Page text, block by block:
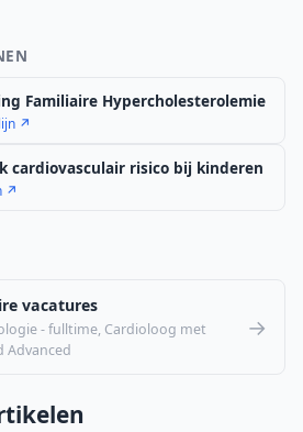
Familiaire Hypercholesterolemie
↗
cardiovasculair risico bij kinderen
↗
vacatures
- fulltime, Cardioloog met
Advanced
→